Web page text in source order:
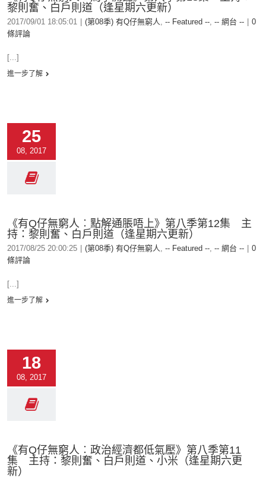
黎則奮、白戶則道（逢星期六更新）
2017/09/01 18:05:01 (第08季) 有Q仔無窮人, -- Featured --, -- 網台 --
0
條評論
[...]
進一步了解
25
08, 2017
《有Q仔無窮人︰點解通脹唔上》第八季第12集 主
持：黎則奮、白戶則道（逢星期六更新）
2017/08/25 20:00:25 (第08季) 有Q仔無窮人, -- Featured --, -- 網台 --
0
條評論
[...]
進一步了解
18
08, 2017
《有Q仔無窮人︰政治經濟都低氣壓》第八季第11
集 主持：黎則奮、白戶則道、小米（逢星期六更
新）